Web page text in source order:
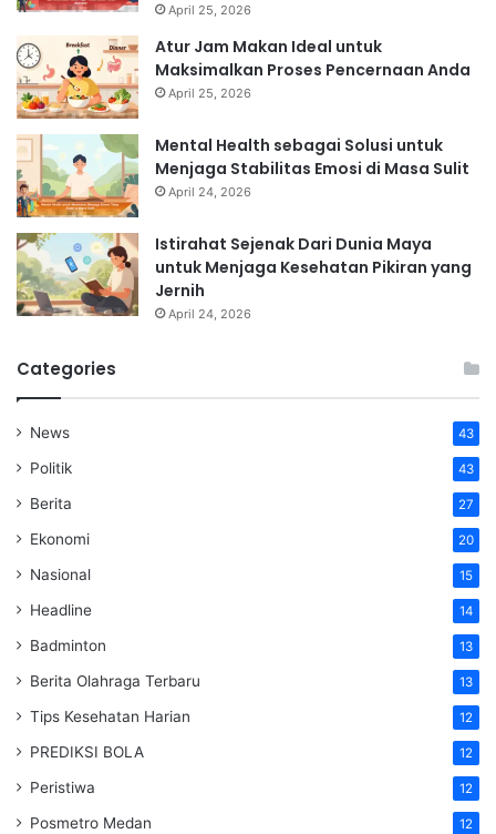
April 25, 2026
Atur Jam Makan Ideal untuk
Maksimalkan Proses Pencernaan Anda
April 25, 2026
Mental Health sebagai Solusi untuk
Menjaga Stabilitas Emosi di Masa Sulit
April 24, 2026
Istirahat Sejenak Dari Dunia Maya
untuk Menjaga Kesehatan Pikiran yang
Jernih
April 24, 2026
Categories
News 43
Politik 43
Berita 27
Ekonomi 20
Nasional 15
Headline 14
Badminton 13
Berita Olahraga Terbaru 13
Tips Kesehatan Harian 12
PREDIKSI BOLA 12
Peristiwa 12
Posmetro Medan 12